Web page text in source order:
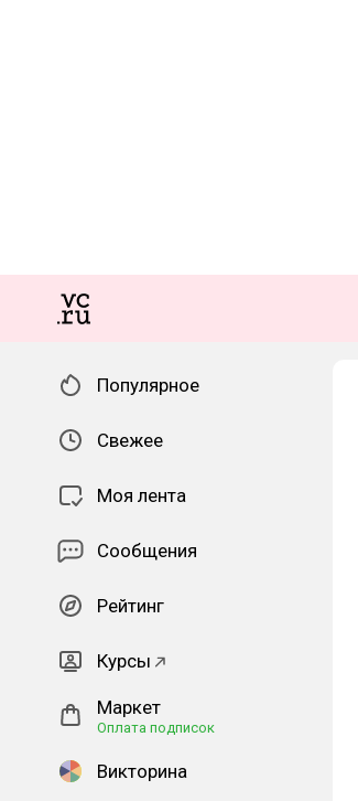
Популярное
Свежее
Моя лента
Сообщения
Рейтинг
Курсы
Маркет
Оплата подписок
Викторина